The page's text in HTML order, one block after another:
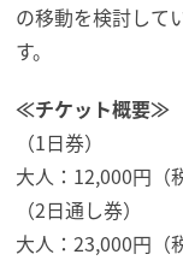
の移動を検討して
す。
≪チケット概要≫
（1日券）
大人：12,000円（
（2日通し券）
大人：23,000円（